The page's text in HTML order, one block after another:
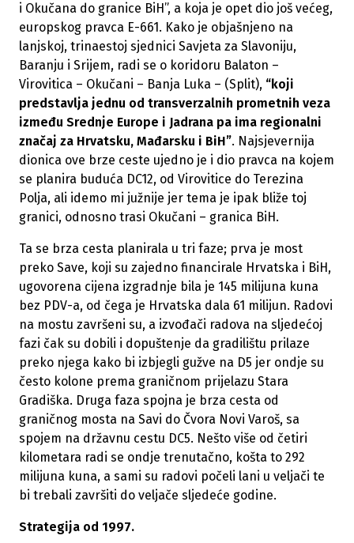
i Okučana do granice BiH”, a koja je opet dio još većeg,
europskog pravca E-661. Kako je objašnjeno na
lanjskoj, trinaestoj sjednici Savjeta za Slavoniju,
Baranju i Srijem, radi se o koridoru Balaton –
Virovitica – Okučani – Banja Luka – (Split), “koji
predstavlja jednu od transverzalnih prometnih veza
između Srednje Europe i Jadrana pa ima regionalni
značaj za Hrvatsku, Mađarsku i BiH”. Najsjevernija
dionica ove brze ceste ujedno je i dio pravca na kojem
se planira buduća DC12, od Virovitice do Terezina
Polja, ali idemo mi južnije jer tema je ipak bliže toj
granici, odnosno trasi Okučani – granica BiH.
Ta se brza cesta planirala u tri faze; prva je most
preko Save, koji su zajedno financirale Hrvatska i BiH,
ugovorena cijena izgradnje bila je 145 milijuna kuna
bez PDV-a, od čega je Hrvatska dala 61 milijun. Radovi
na mostu završeni su, a izvođači radova na sljedećoj
fazi čak su dobili i dopuštenje da gradilištu prilaze
preko njega kako bi izbjegli gužve na D5 jer ondje su
često kolone prema graničnom prijelazu Stara
Gradiška. Druga faza spojna je brza cesta od
graničnog mosta na Savi do Čvora Novi Varoš, sa
spojem na državnu cestu DC5. Nešto više od četiri
kilometara radi se ondje trenutačno, košta to 292
milijuna kuna, a sami su radovi počeli lani u veljači te
bi trebali završiti do veljače sljedeće godine.
Strategija od 1997.